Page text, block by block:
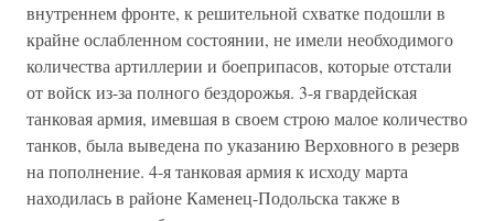
внутреннем фронте, к решительной схватке подошли в
крайне ослаб­ленном состоянии, не имели необходимого
количества артиллерии и боеприпасов, которые отстали
от войск из-за полного бездорожья. 3-я гвардейская
танковая армия, имевшая в своем строю малое количество
танков, была выведена по указанию Верховного в резерв
на пополнение. 4-я танковая армия к исходу марта
находилась в районе Каменец-Подольска также в